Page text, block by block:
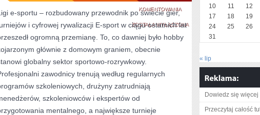
KOMENTOWANIAAKTUALNOŚCI
I
NOWOŚCI
ZOSTAŁA WYŁĄCZONA
e-sportu – rozbudowany przewodnik po świecie gier,
i cyfrowej rywalizacji E-sport w ciągu ostatnich lat
ogromną przemianę. To, co dawniej było hobby
głównie z domowym graniem, obecnie
globalny sektor sportowo-rozrywkowy.
zawodnicy trenują według regularnych
szkoleniowych, drużyny zatrudniają
szkoleniowców i ekspertów od
mentalnego, a największe turnieje
10
11 12
17
18 19
24
25 26
31
« lip
Dowiedz się więcej
Przeczytaj całość